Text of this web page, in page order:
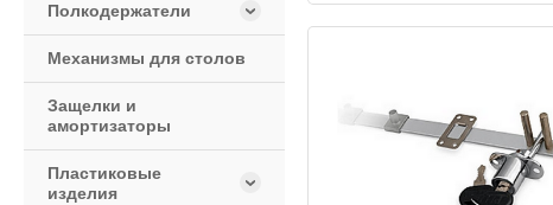
Полкодержатели
Механизмы для столов
Защелки и
амортизаторы
Пластиковые
изделия